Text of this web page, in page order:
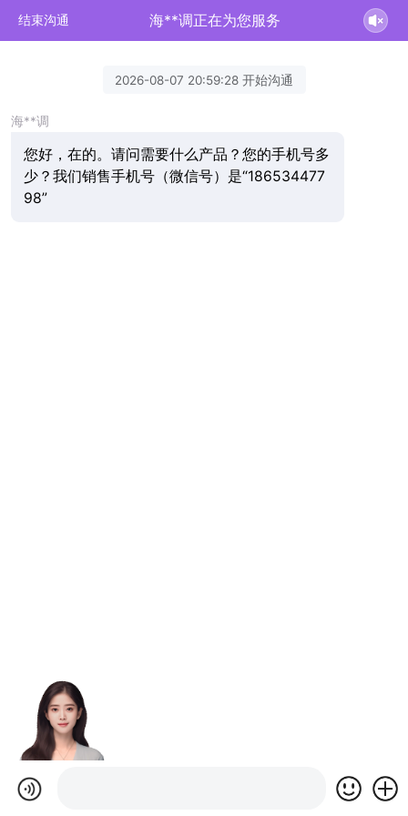
结束沟通 海**调正在为您服务
2026-08-07 20:59:28 开始沟通
海**调
您好，在的。请问需要什么产品？您的手机号多
少？我们销售手机号（微信号）是“186534477
98”